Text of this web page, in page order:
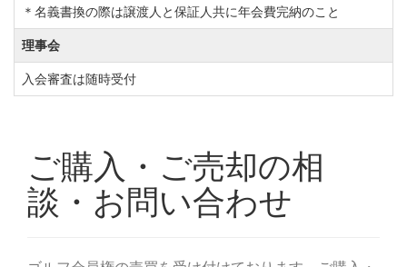
ースにお考えの方には非常にお奨めしたいコ ースで
す。
アジア取手カントリー倶楽部で次世代型のラウンドス
タイル「セグウェイゴルフ」を体験してみませんか？
承っておりますので、是非この機会にご検討下さい。
令和4年12月31日まで名義書換料減額キャンペーンを
＊名義書換の際は譲渡人と保証人共に年会費完納のこと
理事会
入会審査は随時受付